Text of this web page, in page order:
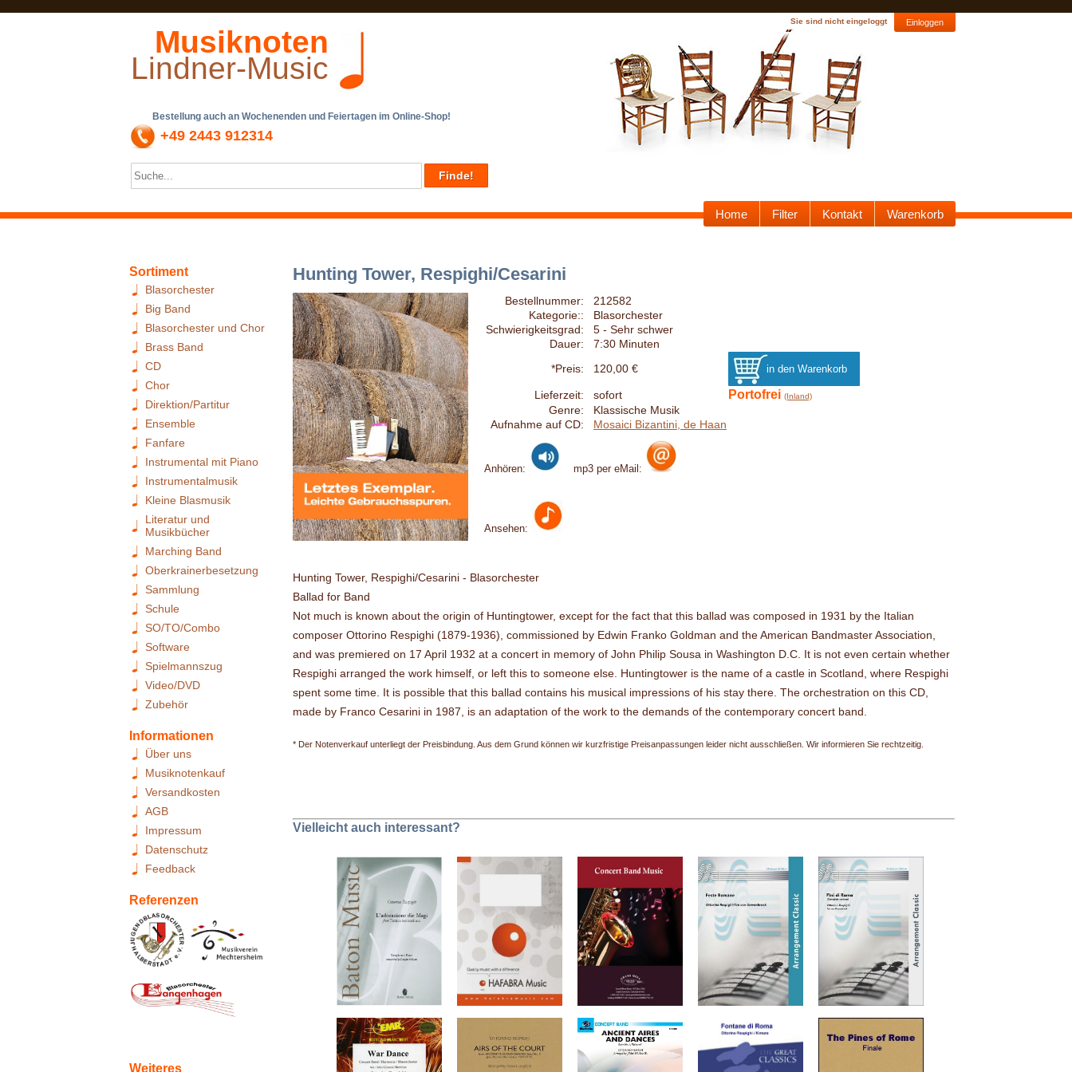
Sie sind nicht eingeloggt Einloggen
Musiknoten
Lindner-Music
Bestellung auch an Wochenenden und Feiertagen im Online-Shop!
+49 2443 912314
Home Filter Kontakt Warenkorb
Sortiment
Blasorchester
Big Band
Blasorchester und Chor
Brass Band
CD
Chor
Direktion/Partitur
Ensemble
Fanfare
Instrumental mit Piano
Instrumentalmusik
Kleine Blasmusik
Literatur und
Musikbücher
Marching Band
Oberkrainerbesetzung
Sammlung
Schule
SO/TO/Combo
Software
Spielmannszug
Video/DVD
Zubehör
Informationen
Über uns
Musiknotenkauf
Versandkosten
AGB
Impressum
Datenschutz
Feedback
Referenzen
Weiteres
Hunting Tower, Respighi/Cesarini
Bestellnummer:
212582
Kategorie::
Blasorchester
Schwierigkeitsgrad:
5 - Sehr schwer
Dauer:
7:30 Minuten
*Preis:
120,00 €
Lieferzeit: sofort Portofrei (Inland)
Genre:
Klassische Musik
Aufnahme auf CD:
Mosaici Bizantini, de Haan
Anhören: mp3 per eMail:
Ansehen:
Hunting Tower, Respighi/Cesarini - Blasorchester
Ballad for Band
Not much is known about the origin of Huntingtower, except for the fact that this ballad was composed in 1931 by the Italian
composer Ottorino Respighi (1879-1936), commissioned by Edwin Franko Goldman and the American Bandmaster Association,
and was premiered on 17 April 1932 at a concert in memory of John Philip Sousa in Washington D.C. It is not even certain whether
Respighi arranged the work himself, or left this to someone else. Huntingtower is the name of a castle in Scotland, where Respighi
spent some time. It is possible that this ballad contains his musical impressions of his stay there. The orchestration on this CD,
made by Franco Cesarini in 1987, is an adaptation of the work to the demands of the contemporary concert band.
* Der Notenverkauf unterliegt der Preisbindung. Aus dem Grund können wir kurzfristige Preisanpassungen leider nicht ausschließen. Wir informieren Sie rechtzeitig.
Vielleicht auch interessant?